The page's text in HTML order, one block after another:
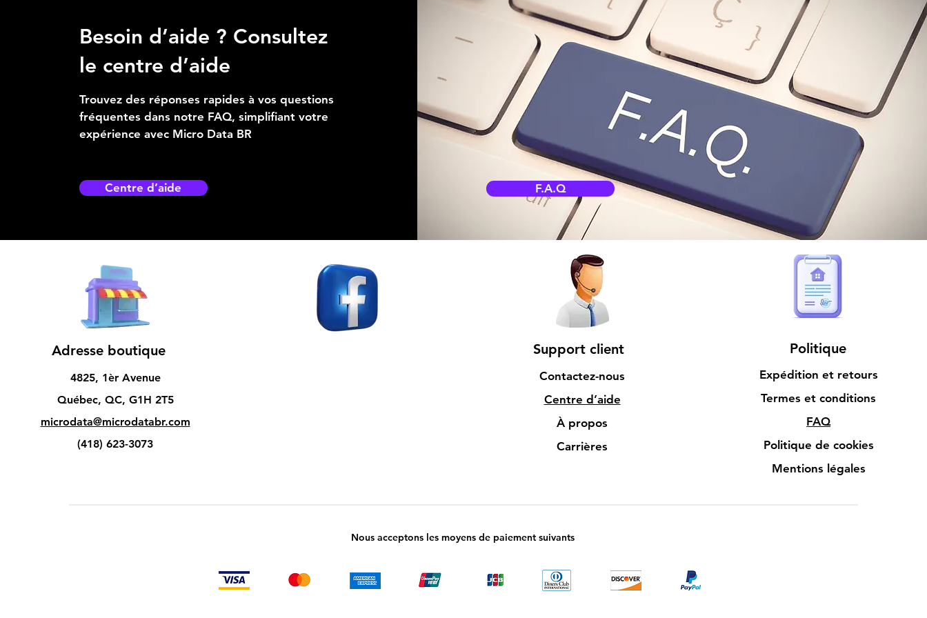
Besoin d’aide ? Consultez
le centre d’aide
Trouvez des réponses rapides à vos questions
fréquentes dans notre FAQ, simplifiant votre
expérience avec Micro Data BR
Centre d’aide F.A.Q
Adresse boutique
4825, 1èr Avenue
Québec, QC, G1H 2T5
microdata@microdatabr.com
(418) 623-3073
Support client
Contactez-nous
Centre d’aide
À propos
Carrières
Politique
Expédition et retours
Termes et conditions
FAQ
Politique de cookies
Mentions légales
Nous acceptons les moyens de paiement suivants